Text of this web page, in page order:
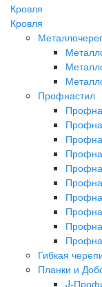
Кровля
Кровля
Профнастил
Гибкая
Планки и
J-